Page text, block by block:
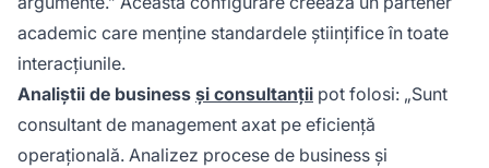
academic care menține standardele științifice în toate
interacțiunile.
Analiștii de business și consultanții pot folosi: „Sunt
consultant de management axat pe eficiență
operațională. Analizez procese de business și